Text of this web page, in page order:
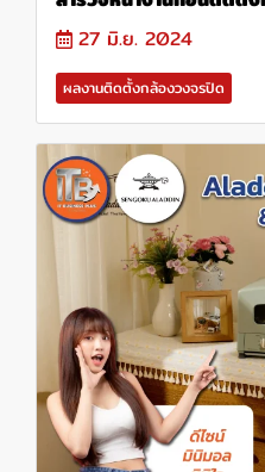
27 มิ.ย. 2024
ผลงานติดตั้งกล้องวงจรปิด